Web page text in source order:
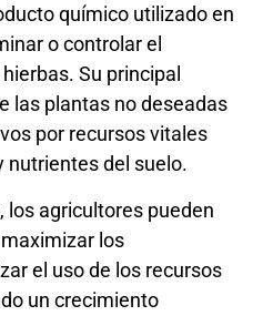
químico utilizado en
o controlar el
Su principal
las plantas no deseadas
por recursos vitales
nutrientes del suelo.
los agricultores pueden
los
el uso de los recursos
un crecimiento